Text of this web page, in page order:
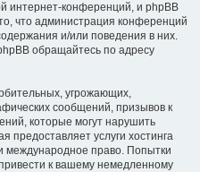
интернет-конференций, и phpBB
что администрация конференций
и/или поведения в них.
обращайтесь по адресу
угрожающих,
сообщений, призывов к
которые могут нарушить
предоставляет услуги хостинга
право. Попытки
к вашему немедленному